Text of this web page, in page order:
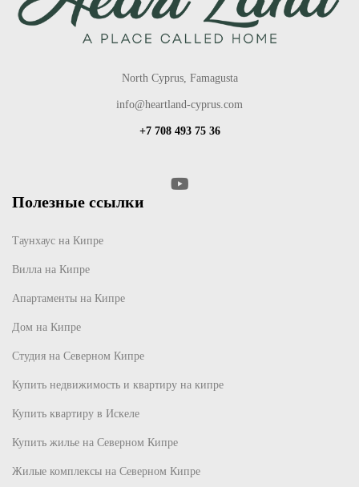
North Cyprus, Famagusta
info@heartland-cyprus.com
+7 708 493 75 36
Полезные ссылки
Таунхаус на Кипре
Вилла на Кипре
Апартаменты на Кипре
Дом на Кипре
Студия на Северном Кипре
Купить недвижимость и квартиру на кипре
Купить квартиру в Искеле
Купить жилье на Северном Кипре
Жилые комплексы на Северном Кипре